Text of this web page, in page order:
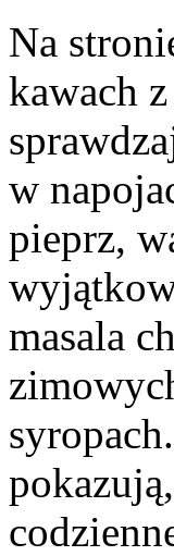
Na
kawach
w
pieprz,
masala